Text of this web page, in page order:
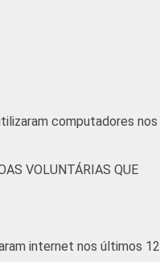
computadores nos
VOLUNTÁRIAS QUE
internet nos últimos 12